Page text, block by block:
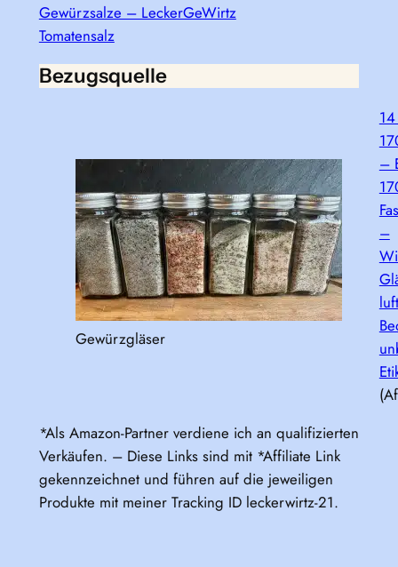
Gewürzsalze – LeckerGeWirtz
Tomatensalz
Bezugsquelle
Gewürzgläser
–
–
*Als Amazon-Partner verdiene ich an qualifizierten
Verkäufen. – Diese Links sind mit *Affiliate Link
gekennzeichnet und führen auf die jeweiligen
Produkte mit meiner Tracking ID leckerwirtz-21.